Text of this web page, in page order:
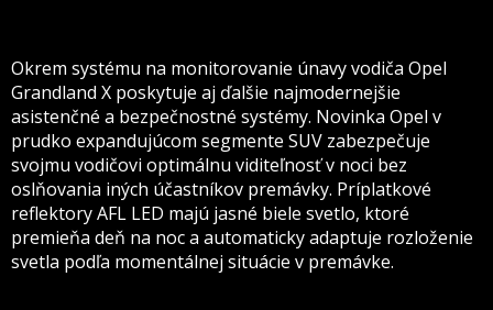
Okrem systému na monitorovanie únavy vodiča Opel
Grandland X poskytuje aj ďalšie najmodernejšie
asistenčné a bezpečnostné systémy. Novinka Opel v
prudko expandujúcom segmente SUV zabezpečuje
svojmu vodičovi optimálnu viditeľnosť v noci bez
oslňovania iných účastníkov premávky. Príplatkové
reflektory AFL LED majú jasné biele svetlo, ktoré
premieňa deň na noc a automaticky adaptuje rozloženie
svetla podľa momentálnej situácie v premávke.